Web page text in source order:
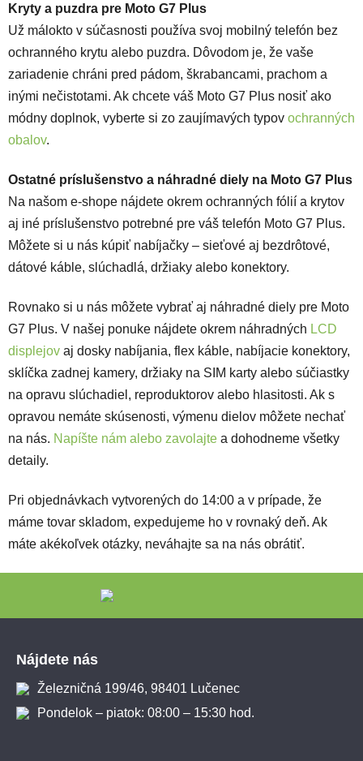
Kryty a puzdra pre Moto G7 Plus
Už málokto v súčasnosti používa svoj mobilný telefón bez
ochranného krytu alebo puzdra. Dôvodom je, že vaše
zariadenie chráni pred pádom, škrabancami, prachom a
inými nečistotami. Ak chcete váš Moto G7 Plus nosiť ako
módny doplnok, vyberte si zo zaujímavých typov ochranných
obalov.
Ostatné príslušenstvo a náhradné diely na Moto G7 Plus
Na našom e-shope nájdete okrem ochranných fólií a krytov
aj iné príslušenstvo potrebné pre váš telefón Moto G7 Plus.
Môžete si u nás kúpiť nabíjačky – sieťové aj bezdrôtové,
dátové káble, slúchadlá, držiaky alebo konektory.
Rovnako si u nás môžete vybrať aj náhradné diely pre Moto
G7 Plus. V našej ponuke nájdete okrem náhradných LCD
displejov aj dosky nabíjania, flex káble, nabíjacie konektory,
sklíčka zadnej kamery, držiaky na SIM karty alebo súčiastky
na opravu slúchadiel, reproduktorov alebo hlasitosti. Ak s
opravou nemáte skúsenosti, výmenu dielov môžete nechať
na nás. Napíšte nám alebo zavolajte a dohodneme všetky
detaily.
Pri objednávkach vytvorených do 14:00 a v prípade, že
máme tovar skladom, expedujeme ho v rovnaký deň. Ak
máte akékoľvek otázky, neváhajte sa na nás obrátiť.
Nájdete nás
Železničná 199/46, 98401 Lučenec
Pondelok – piatok: 08:00 – 15:30 hod.